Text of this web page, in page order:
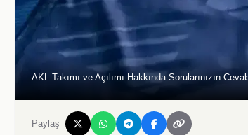
AKL Takımı ve Açılımı Hakkında Sorularınızın
Paylaş